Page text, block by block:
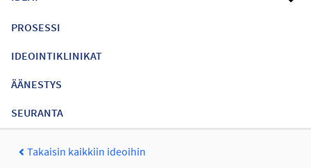
PROSESSI
IDEOINTIKLINIKAT
ÄÄNESTYS
SEURANTA
Takaisin kaikkiin ideoihin